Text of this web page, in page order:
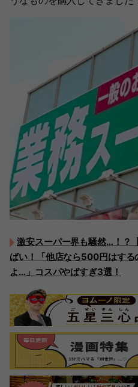
激安スーパー界も騒然…！？
ばい！「他店なら500円はす
よ…」コスパやばすぎ3選！